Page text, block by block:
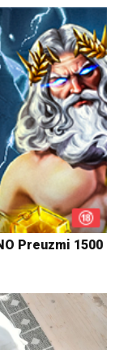
Preuzmi 1500